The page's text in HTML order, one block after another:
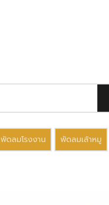
พัดลมโรงงาน พัดลมเล้าหมู